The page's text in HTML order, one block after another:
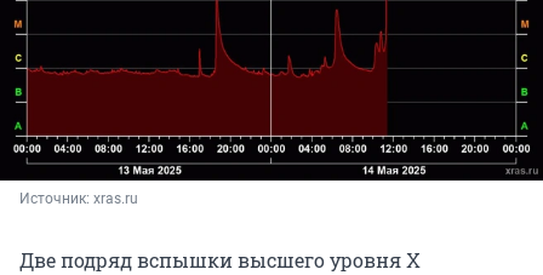
Источник: xras.ru
Две подряд вспышки высшего уровня X